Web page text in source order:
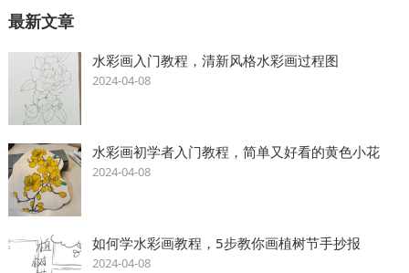
最新文章
水彩画入门教程，清新风格水彩画过程图
2024-04-08
水彩画初学者入门教程，简单又好看的黄色小花
2024-04-08
如何学水彩画教程，5步教你画植树节手抄报
2024-04-08